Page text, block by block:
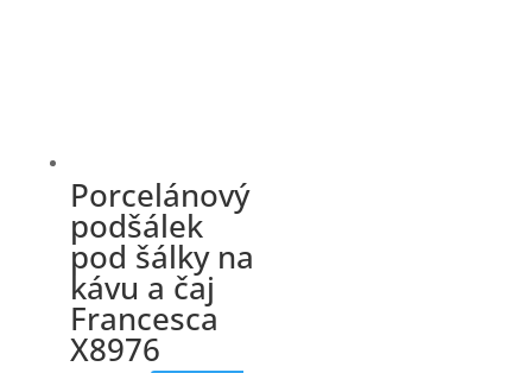
Porcelánový
podšálek
pod šálky na
kávu a čaj
Francesca
X8976